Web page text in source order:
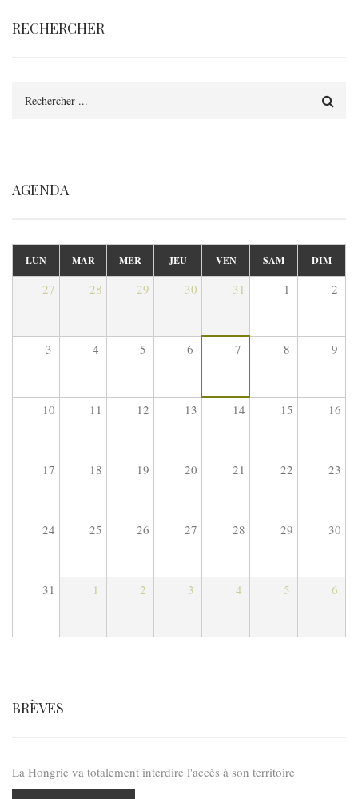
RECHERCHER
AGENDA
LUN MAR MER JEU VEN SAM DIM
27 28 29 30 31 1 2
3 4 5 6 7 8 9
10 11 12 13 14 15 16
17 18 19 20 21 22 23
24 25 26 27 28 29 30
31 1 2 3 4 5 6
BRÈVES
La Hongrie va totalement interdire l'accès à son territoire